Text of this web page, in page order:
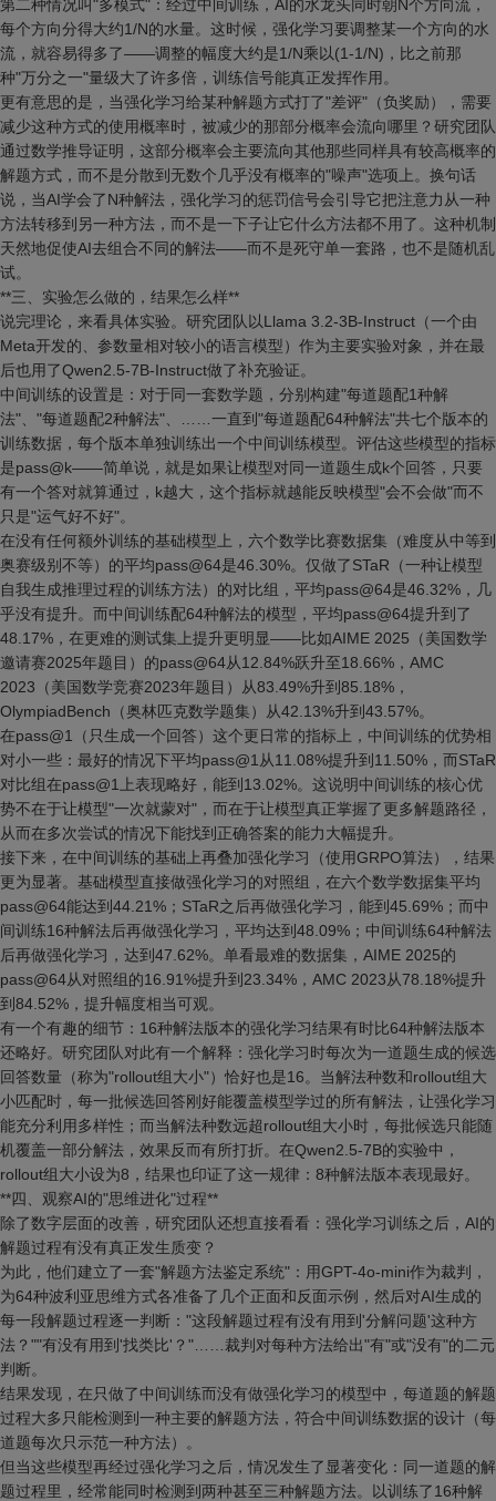
第二种情况叫"多模式"：经过中间训练，AI的水龙头同时朝N个方向流，
每个方向分得大约1/N的水量。这时候，强化学习要调整某一个方向的水
流，就容易得多了——调整的幅度大约是1/N乘以(1-1/N)，比之前那
种"万分之一"量级大了许多倍，训练信号能真正发挥作用。
更有意思的是，当强化学习给某种解题方式打了"差评"（负奖励），需要
减少这种方式的使用概率时，被减少的那部分概率会流向哪里？研究团队
通过数学推导证明，这部分概率会主要流向其他那些同样具有较高概率的
解题方式，而不是分散到无数个几乎没有概率的"噪声"选项上。换句话
说，当AI学会了N种解法，强化学习的惩罚信号会引导它把注意力从一种
方法转移到另一种方法，而不是一下子让它什么方法都不用了。这种机制
天然地促使AI去组合不同的解法——而不是死守单一套路，也不是随机乱
试。
**三、实验怎么做的，结果怎么样**
说完理论，来看具体实验。研究团队以Llama 3.2-3B-Instruct（一个由
Meta开发的、参数量相对较小的语言模型）作为主要实验对象，并在最
后也用了Qwen2.5-7B-Instruct做了补充验证。
中间训练的设置是：对于同一套数学题，分别构建"每道题配1种解
法"、"每道题配2种解法"、……一直到"每道题配64种解法"共七个版本的
训练数据，每个版本单独训练出一个中间训练模型。评估这些模型的指标
是pass@k——简单说，就是如果让模型对同一道题生成k个回答，只要
有一个答对就算通过，k越大，这个指标就越能反映模型"会不会做"而不
只是"运气好不好"。
在没有任何额外训练的基础模型上，六个数学比赛数据集（难度从中等到
奥赛级别不等）的平均pass@64是46.30%。仅做了STaR（一种让模型
自我生成推理过程的训练方法）的对比组，平均pass@64是46.32%，几
乎没有提升。而中间训练配64种解法的模型，平均pass@64提升到了
48.17%，在更难的测试集上提升更明显——比如AIME 2025（美国数学
邀请赛2025年题目）的pass@64从12.84%跃升至18.66%，AMC
2023（美国数学竞赛2023年题目）从83.49%升到85.18%，
OlympiadBench（奥林匹克数学题集）从42.13%升到43.57%。
在pass@1（只生成一个回答）这个更日常的指标上，中间训练的优势相
对小一些：最好的情况下平均pass@1从11.08%提升到11.50%，而STaR
对比组在pass@1上表现略好，能到13.02%。这说明中间训练的核心优
势不在于让模型"一次就蒙对"，而在于让模型真正掌握了更多解题路径，
从而在多次尝试的情况下能找到正确答案的能力大幅提升。
接下来，在中间训练的基础上再叠加强化学习（使用GRPO算法），结果
更为显著。基础模型直接做强化学习的对照组，在六个数学数据集平均
pass@64能达到44.21%；STaR之后再做强化学习，能到45.69%；而中
间训练16种解法后再做强化学习，平均达到48.09%；中间训练64种解法
后再做强化学习，达到47.62%。单看最难的数据集，AIME 2025的
pass@64从对照组的16.91%提升到23.34%，AMC 2023从78.18%提升
到84.52%，提升幅度相当可观。
有一个有趣的细节：16种解法版本的强化学习结果有时比64种解法版本
还略好。研究团队对此有一个解释：强化学习时每次为一道题生成的候选
回答数量（称为"rollout组大小"）恰好也是16。当解法种数和rollout组大
小匹配时，每一批候选回答刚好能覆盖模型学过的所有解法，让强化学习
能充分利用多样性；而当解法种数远超rollout组大小时，每批候选只能随
机覆盖一部分解法，效果反而有所打折。在Qwen2.5-7B的实验中，
rollout组大小设为8，结果也印证了这一规律：8种解法版本表现最好。
**四、观察AI的"思维进化"过程**
除了数字层面的改善，研究团队还想直接看看：强化学习训练之后，AI的
解题过程有没有真正发生质变？
为此，他们建立了一套"解题方法鉴定系统"：用GPT-4o-mini作为裁判，
为64种波利亚思维方式各准备了几个正面和反面示例，然后对AI生成的
每一段解题过程逐一判断："这段解题过程有没有用到'分解问题'这种方
法？""有没有用到'找类比'？"……裁判对每种方法给出"有"或"没有"的二元
判断。
结果发现，在只做了中间训练而没有做强化学习的模型中，每道题的解题
过程大多只能检测到一种主要的解题方法，符合中间训练数据的设计（每
道题每次只示范一种方法）。
但当这些模型再经过强化学习之后，情况发生了显著变化：同一道题的解
题过程里，经常能同时检测到两种甚至三种解题方法。以训练了16种解